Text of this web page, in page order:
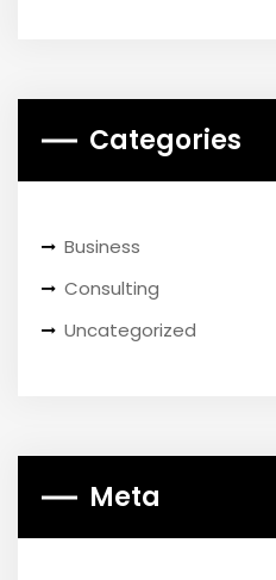
Categories
Business
Consulting
Uncategorized
Meta